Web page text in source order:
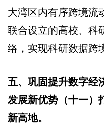
大湾区内有序跨境流
联合设立的高校、科
络，实现科研数据跨
五、巩固提升数字经
发展新优势（十一）
新高地。